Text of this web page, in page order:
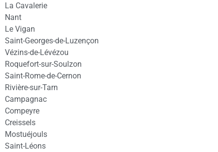
La Cavalerie
Nant
Le Vigan
Saint-Georges-de-Luzençon
Vézins-de-Lévézou
Roquefort-sur-Soulzon
Saint-Rome-de-Cernon
Rivière-sur-Tarn
Campagnac
Compeyre
Creissels
Mostuéjouls
Saint-Léons